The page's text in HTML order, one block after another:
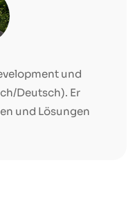
und
Deutsch). Er
und Lösungen